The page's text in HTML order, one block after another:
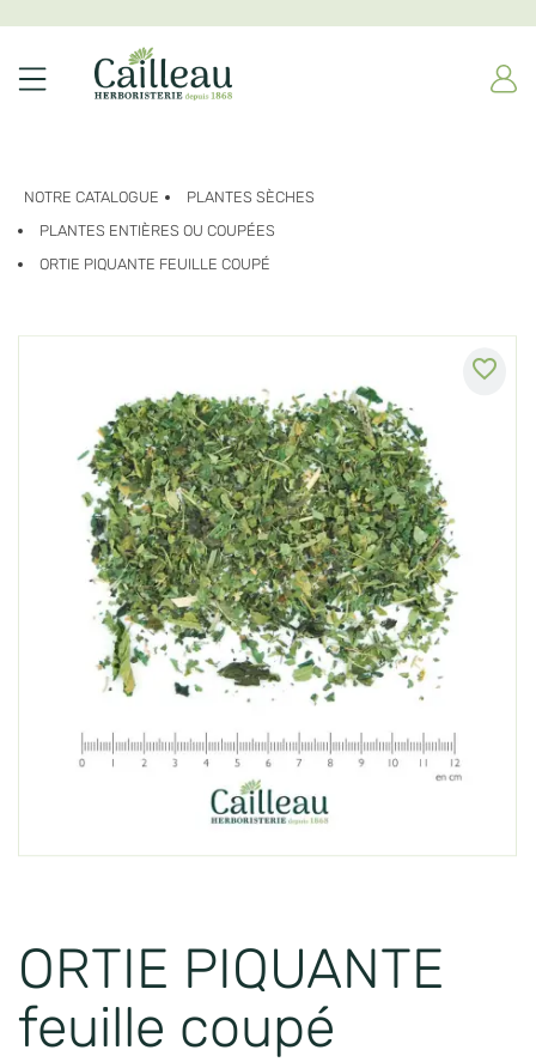
NOTRE CATALOGUE
PLANTES SÈCHES
PLANTES ENTIÈRES OU COUPÉES
ORTIE PIQUANTE FEUILLE COUPÉ
favorite_border
ORTIE PIQUANTE
feuille coupé